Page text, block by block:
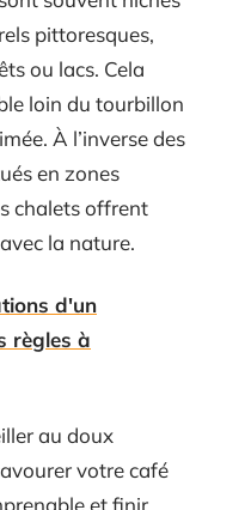
pittoresques,
ou lacs. Cela
loin du tourbillon
À l’inverse des
en zones
chalets offrent
la nature.
d'un
règles à
au doux
votre café
et finir